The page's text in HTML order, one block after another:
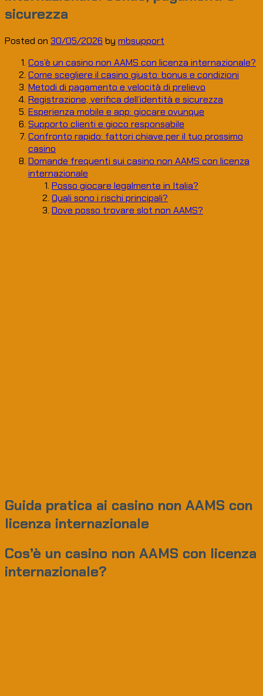
sicurezza
Posted on 30/05/2026 by mbsupport
Cos’è un casino non AAMS con licenza internazionale?
Come scegliere il casino giusto: bonus e condizioni
Metodi di pagamento e velocità di prelievo
Registrazione, verifica dell’identità e sicurezza
Esperienza mobile e app: giocare ovunque
Supporto clienti e gioco responsabile
Confronto rapido: fattori chiave per il tuo prossimo
casino
Domande frequenti sui casino non AAMS con licenza
internazionale
Posso giocare legalmente in Italia?
Quali sono i rischi principali?
Dove posso trovare slot non AAMS?
Guida pratica ai casino non AAMS con
licenza internazionale
Cos’è un casino non AAMS con licenza
internazionale?